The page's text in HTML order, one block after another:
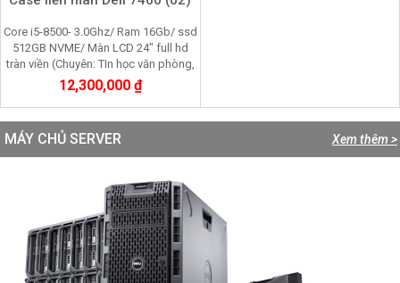
Core i5-8500- 3.0Ghz/ Ram 16Gb/ ssd
512GB NVME/ Màn LCD 24" full hd
tràn viền (Chuyên: TIn học văn phòng,
Kê toán, chơi game, đồ họa cơ bản)
12,300,000 ₫
Xem thêm >
MÁY CHỦ SERVER